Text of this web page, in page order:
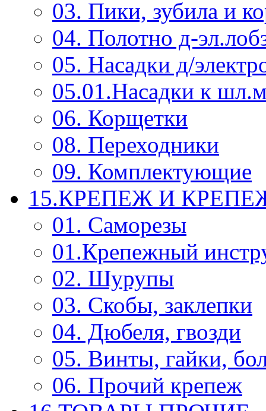
03. Пики, зубила и
04. Полотно д-
05. Насадки д/
05.01.Насадки к
06. Корщетки
08. Переходники
09. Комплектующие
15.КРЕПЕЖ И
01. Саморезы
01.Крепежный
02. Шурупы
03. Скобы, заклепки
04. Дюбеля, гвозди
05. Винты, гайки,
06. Прочий крепеж